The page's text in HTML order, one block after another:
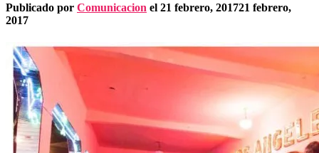
Publicado por Comunicacion el 21 febrero, 201721 febrero,
2017